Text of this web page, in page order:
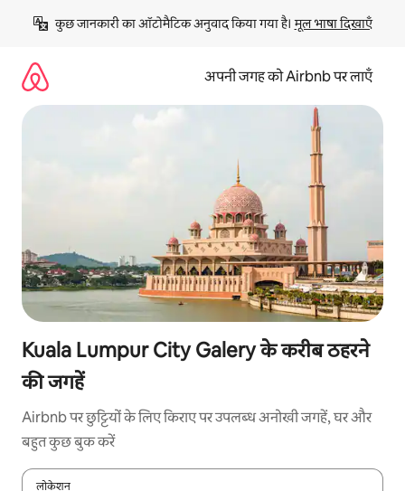
छोड़कर
कॉन्टेंट
कुछ जानकारी का ऑटोमैटिक अनुवाद किया गया है। मूल भाषा दिखाएँ
अपनी जगह को Airbnb पर लाएँ
Kuala Lumpur City Galery के करीब ठहरने
की जगहें
Airbnb पर छुट्टियों के लिए किराए पर उपलब्ध अनोखी जगहें, घर और
बहुत कुछ बुक करें
लोकेशन